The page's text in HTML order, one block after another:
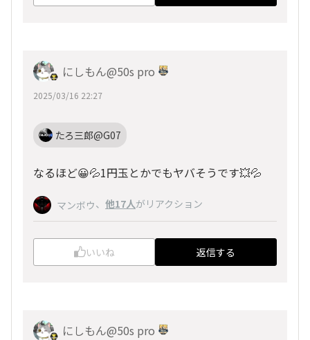
にしもん@50s pro
2025/03/16 22:27
たろ三郎@G07
なるほど😀💦1円玉とかでもヤバそうです💥💦
マンボウ、 他17人がリアクション
いいね 返信する
にしもん@50s pro